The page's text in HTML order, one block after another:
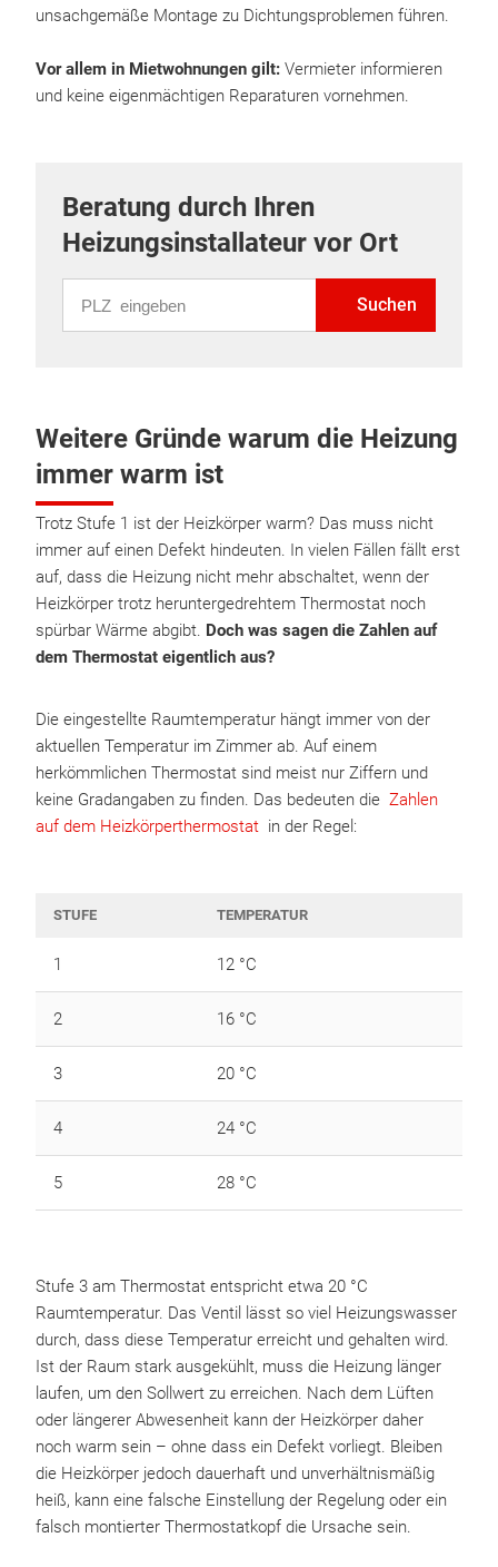
unsachgemäße Montage zu Dichtungsproblemen führen.
Vor allem in Mietwohnungen gilt: Vermieter informieren
und keine eigenmächtigen Reparaturen vornehmen.
Beratung durch Ihren
Heizungsinstallateur vor Ort
Suchen
Weitere Gründe warum die Heizung
immer warm ist
Trotz Stufe 1 ist der Heizkörper warm? Das muss nicht
immer auf einen Defekt hindeuten. In vielen Fällen fällt erst
auf, dass die Heizung nicht mehr abschaltet, wenn der
Heizkörper trotz heruntergedrehtem Thermostat noch
spürbar Wärme abgibt. Doch was sagen die Zahlen auf
dem Thermostat eigentlich aus?
Die eingestellte Raumtemperatur hängt immer von der
aktuellen Temperatur im Zimmer ab. Auf einem
herkömmlichen Thermostat sind meist nur Ziffern und
keine Gradangaben zu finden. Das bedeuten die Zahlen
auf dem Heizkörperthermostat in der Regel:
STUFE TEMPERATUR
1 12 °C
2 16 °C
3 20 °C
4 24 °C
5 28 °C
Stufe 3 am Thermostat entspricht etwa 20 °C
Raumtemperatur. Das Ventil lässt so viel Heizungswasser
durch, dass diese Temperatur erreicht und gehalten wird.
Ist der Raum stark ausgekühlt, muss die Heizung länger
laufen, um den Sollwert zu erreichen. Nach dem Lüften
oder längerer Abwesenheit kann der Heizkörper daher
noch warm sein – ohne dass ein Defekt vorliegt. Bleiben
die Heizkörper jedoch dauerhaft und unverhältnismäßig
heiß, kann eine falsche Einstellung der Regelung oder ein
falsch montierter Thermostatkopf die Ursache sein.